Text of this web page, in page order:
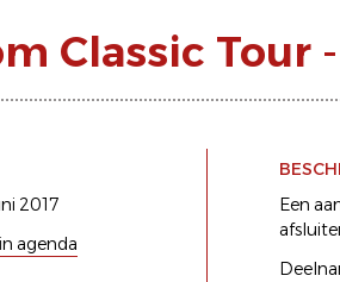
Classic Tour
2017
agenda
Een